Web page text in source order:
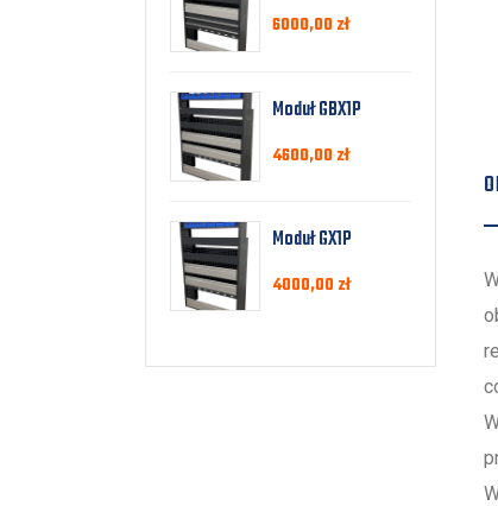
6000,00 zł
Moduł GBX1P
4600,00 zł
Moduł GX1P
4000,00 zł